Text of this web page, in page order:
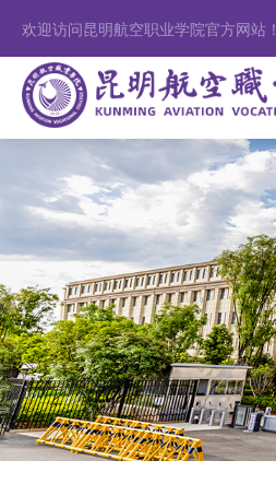
欢迎访问昆明航空职业学院官方网站！